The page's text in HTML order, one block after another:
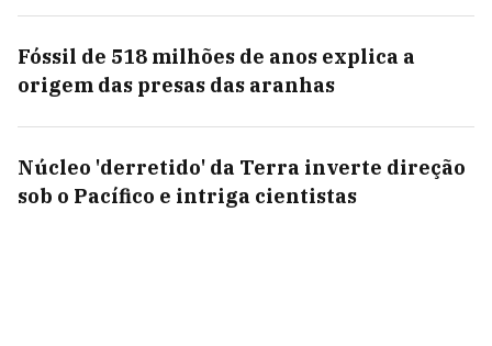
Fóssil de 518 milhões de anos explica a
origem das presas das aranhas
Núcleo 'derretido' da Terra inverte direção
sob o Pacífico e intriga cientistas